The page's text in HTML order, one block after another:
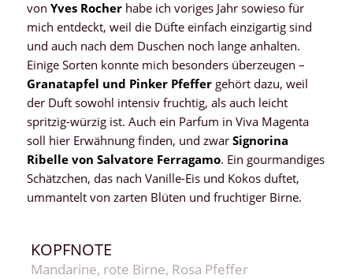
von Yves Rocherhabe ich voriges Jahr sowieso für
mich entdeckt, weil die Düfte einfach einzigartig sind
und auch nach dem Duschen noch lange anhalten.
Einige Sorten konnte mich besonders überzeugen –
Granatapfel und Pinker Pfeffergehört dazu, weil
der Duft sowohl intensiv fruchtig, als auch leicht
spritzig-würzig ist. Auch ein Parfum in Viva Magenta
soll hier Erwähnung finden, und zwar Signorina
Ribelle von Salvatore Ferragamo. Ein gourmandiges
Schätzchen, das nach Vanille-Eis und Kokos duftet,
ummantelt von zarten Blüten und fruchtiger Birne.
KOPFNOTE
Mandarine, rote Birne, Rosa Pfeffer